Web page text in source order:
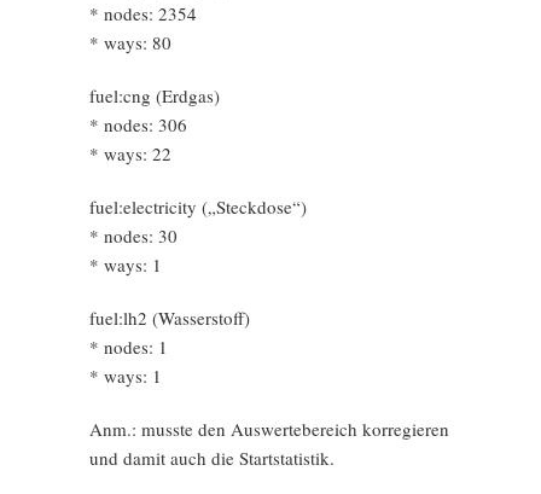
* nodes: 2354
* ways: 80
fuel:cng (Erdgas)
* nodes: 306
* ways: 22
fuel:electricity („Steckdose“)
* nodes: 30
* ways: 1
fuel:lh2 (Wasserstoff)
* nodes: 1
* ways: 1
Anm.: musste den Auswertebereich korregieren
und damit auch die Startstatistik.